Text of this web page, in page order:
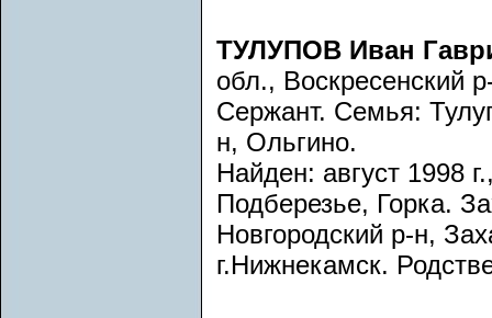
ТУЛУПОВ Иван
обл., Воскресенский
Сержант. Семья:
н, Ольгино.
Найден: август 1998
Подберезье, Горка.
Новгородский р-н,
г.Нижнекамск.